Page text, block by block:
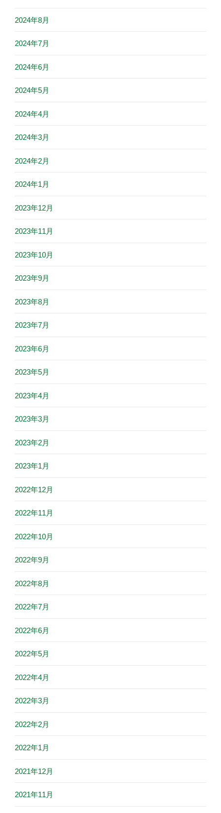
2024年8月
2024年7月
2024年6月
2024年5月
2024年4月
2024年3月
2024年2月
2024年1月
2023年12月
2023年11月
2023年10月
2023年9月
2023年8月
2023年7月
2023年6月
2023年5月
2023年4月
2023年3月
2023年2月
2023年1月
2022年12月
2022年11月
2022年10月
2022年9月
2022年8月
2022年7月
2022年6月
2022年5月
2022年4月
2022年3月
2022年2月
2022年1月
2021年12月
2021年11月